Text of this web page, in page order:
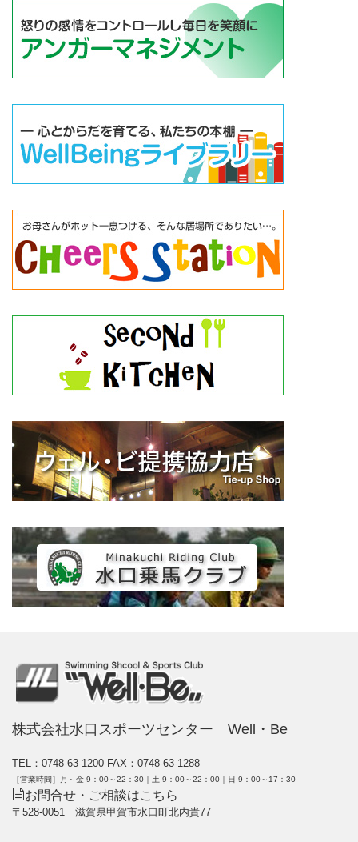
株式会社水口スポーツセンター Well・Be
TEL：0748-63-1200 FAX：0748-63-1288
［営業時間］月～金 9：00～22：30｜土 9：00～22：00｜日 9：00～17：30
お問合せ・ご相談はこちら
〒528-0051 滋賀県甲賀市水口町北内貴77